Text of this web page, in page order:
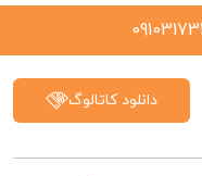
دانلود کاتالوگ